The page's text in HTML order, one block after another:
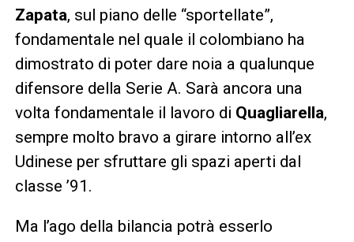
Zapata, sul piano delle “sportellate”,
fondamentale nel quale il colombiano ha
dimostrato di poter dare noia a qualunque
difensore della Serie A. Sarà ancora una
volta fondamentale il lavoro di Quagliarella,
sempre molto bravo a girare intorno all’ex
Udinese per sfruttare gli spazi aperti dal
classe ’91.
Ma l’ago della bilancia potrà esserlo